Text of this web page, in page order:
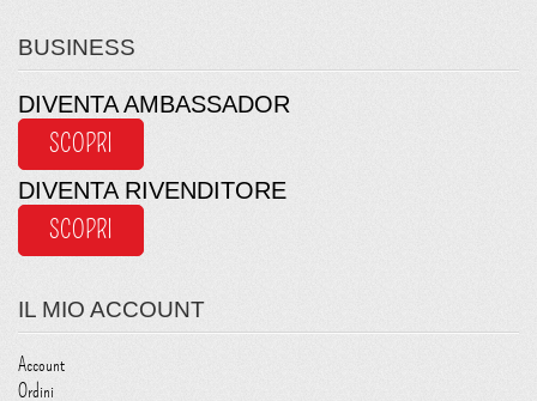
BUSINESS
DIVENTA AMBASSADOR
SCOPRI
DIVENTA RIVENDITORE
SCOPRI
IL MIO ACCOUNT
Account
Ordini